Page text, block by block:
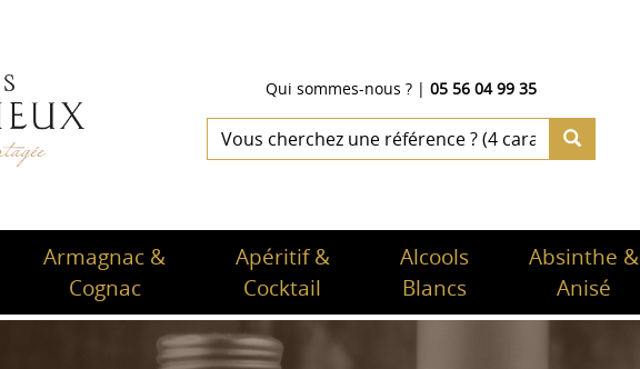
Qui sommes-nous ? |05 56 04 99 35
Armagnac &
Cognac
Apéritif &
Cocktail
Alcools
Blancs
Absinthe &
Anisé